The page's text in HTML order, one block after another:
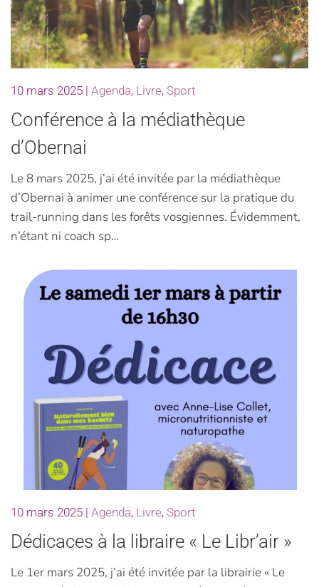
10 mars 2025 | Agenda, Livre, Sport
Conférence à la médiathèque
d’Obernai
Le 8 mars 2025, j’ai été invitée par la médiathèque
d’Obernai à animer une conférence sur la pratique du
trail-running dans les forêts vosgiennes. Évidemment,
n’étant ni coach sp…
10 mars 2025 | Agenda, Livre, Sport
Dédicaces à la libraire « Le Libr’air »
Le 1er mars 2025, j’ai été invitée par la librairie « Le